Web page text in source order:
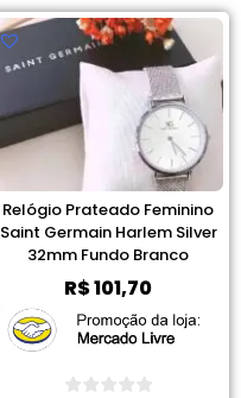
Relógio Prateado Feminino
Saint Germain Harlem Silver
32mm Fundo Branco
R$101,70